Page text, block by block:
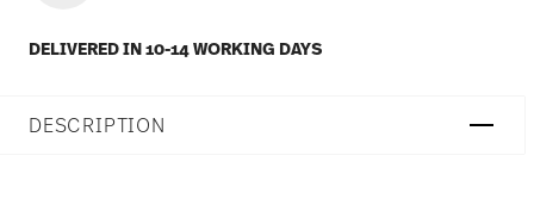
DELIVERED IN 10-14 WORKING DAYS
DESCRIPTION